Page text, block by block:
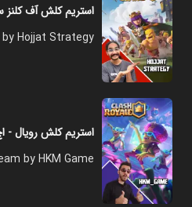
استریم کلش آف
Hojjat Strategy
استریم کلش رویال -
by HKM Game